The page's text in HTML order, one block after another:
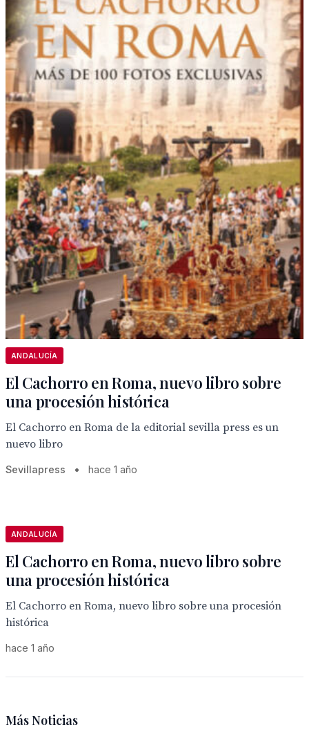
ANDALUCÍA
El Cachorro en Roma, nuevo libro sobre
una procesión histórica
El Cachorro en Roma de la editorial sevilla press es un
nuevo libro
Sevillapress • hace 1 año
ANDALUCÍA
El Cachorro en Roma, nuevo libro sobre
una procesión histórica
El Cachorro en Roma, nuevo libro sobre una procesión
histórica
hace 1 año
Más Noticias